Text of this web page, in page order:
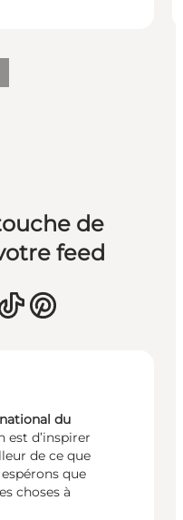
de
feed
du
est d’inspirer
de ce que
que
choses à